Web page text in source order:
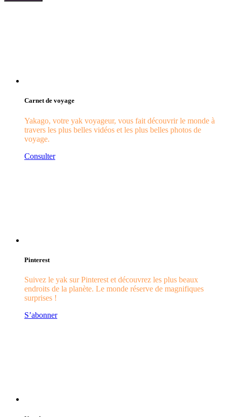
Carnet de voyage
Yakago, votre yak voyageur, vous fait découvrir le monde à
travers les plus belles vidéos et les plus belles photos de
voyage.
Consulter
Pinterest
Suivez le yak sur Pinterest et découvrez les plus beaux
endroits de la planète. Le monde réserve de magnifiques
surprises !
S’abonner